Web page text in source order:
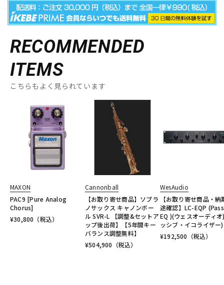
RECOMMENDED
ITEMS
こちらもよく見られています
MAXON
PAC9 [Pure Analog
Chorus]
¥30,800 （税込）
Cannonball
【お取り寄せ商品】ソプラ
ノサックス キャノンボー
ル SVR-L 【調整&セットア
ップ後出荷】【5年間キー
バランス調整無料】
¥504,900 （税込）
WesAudio
【お取り寄せ商品・納
途確認】LC-EQP
EQ )(ウェスオーディ
ッシブ・イコライザー)
¥192,500 （税込）